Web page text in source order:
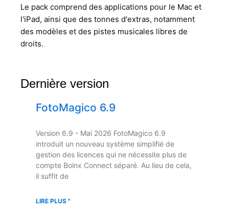
Le pack comprend des applications pour le Mac et
l'iPad, ainsi que des tonnes d'extras, notamment
des modèles et des pistes musicales libres de
droits.
Dernière version
FotoMagico 6.9
Version 6.9 - Mai 2026 FotoMagico 6.9
introduit un nouveau système simplifié de
gestion des licences qui ne nécessite plus de
compte Boinx Connect séparé. Au lieu de cela,
il suffit de
LIRE PLUS "